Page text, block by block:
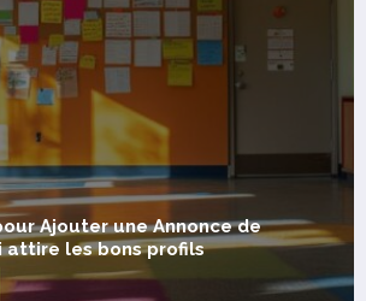
GEOMETRIQUES – Beau Pendentif :
les formes modernes autour du cou
Lire la suite